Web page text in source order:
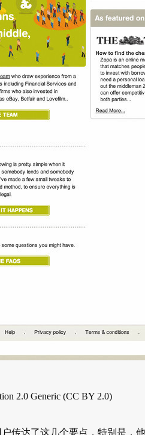
2.0 Generic (CC BY 2.0)
传达了这几个要点，特别是，